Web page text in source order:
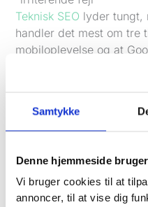
Samtykke
Denne hjemmeside
Vi bruger cookies til at
annoncer, til at vise dig
Teknisk SEO lyder tungt,
handler det mest om tre
mobiloplevelse og at
eller i en lejlighed midt i
langsomt, eller hvis
ligger højt i Google.
Et solidt teknisk tjek bør